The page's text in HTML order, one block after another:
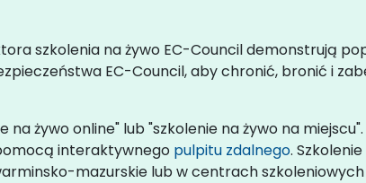
szkolenia na żywo EC-Council demonstrują
EC-Council, aby chronić, bronić i
żywo online" lub "szkolenie na żywo na
interaktywnego pulpitu zdalnego.
mazurskie lub w centrach